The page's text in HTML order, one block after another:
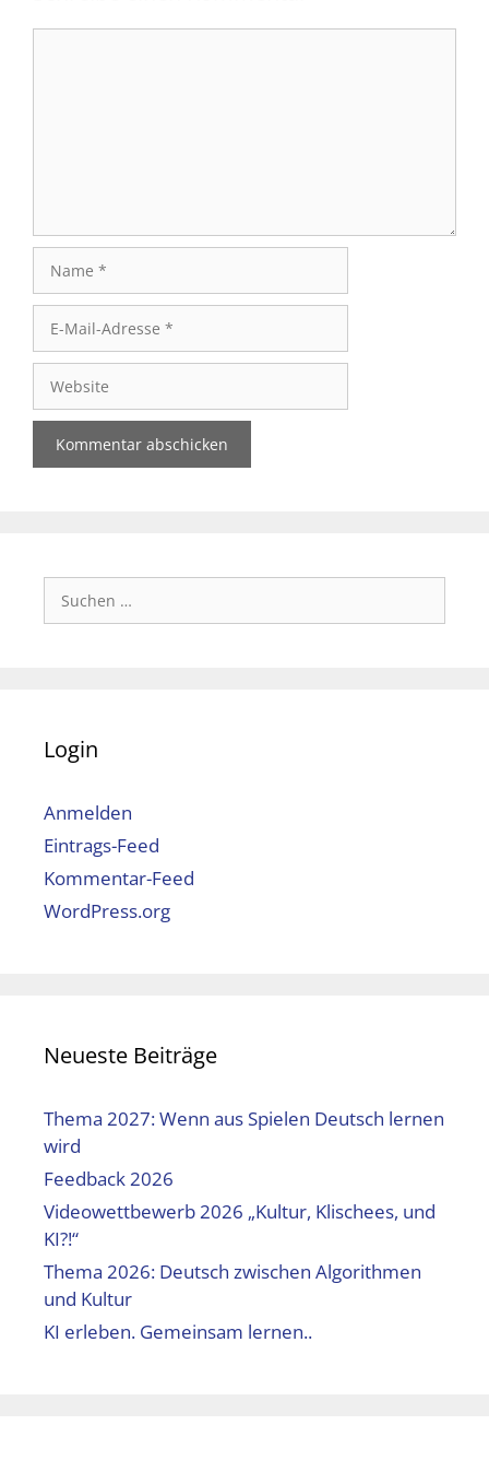
Mail-
Adresse
Suchen
nach:
Login
Anmelden
Eintrags-Feed
Kommentar-Feed
WordPress.org
Neueste Beiträge
Thema 2027: Wenn aus Spielen Deutsch lernen
wird
Feedback 2026
Videowettbewerb 2026 „Kultur, Klischees, und
KI?!“
Thema 2026: Deutsch zwischen Algorithmen
und Kultur
KI erleben. Gemeinsam lernen..